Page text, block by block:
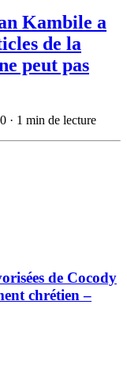
Kambile a
de la
peut pas
· 1 min de lecture
de Cocody
chrétien –